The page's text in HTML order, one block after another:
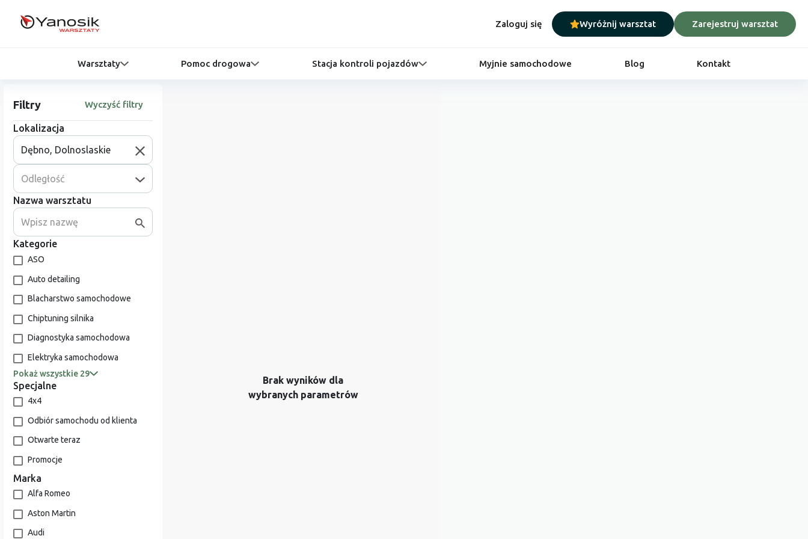
Zaloguj się Wyróżnij warsztat Zarejestruj warsztat
Warsztaty Pomoc drogowa Stacja kontroli pojazdów Myjnie samochodowe Blog Kontakt
Filtry Wyczyść filtry
Lokalizacja
Odległość
Nazwa warsztatu
Kategorie
ASO
Auto detailing
Blacharstwo samochodowe
Chiptuning silnika
Diagnostyka samochodowa
Elektryka samochodowa
Pokaż wszystkie 29
Specjalne
4x4
Odbiór samochodu od klienta
Otwarte teraz
Promocje
Marka
Alfa Romeo
Aston Martin
Audi
Brak wyników dla
wybranych parametrów